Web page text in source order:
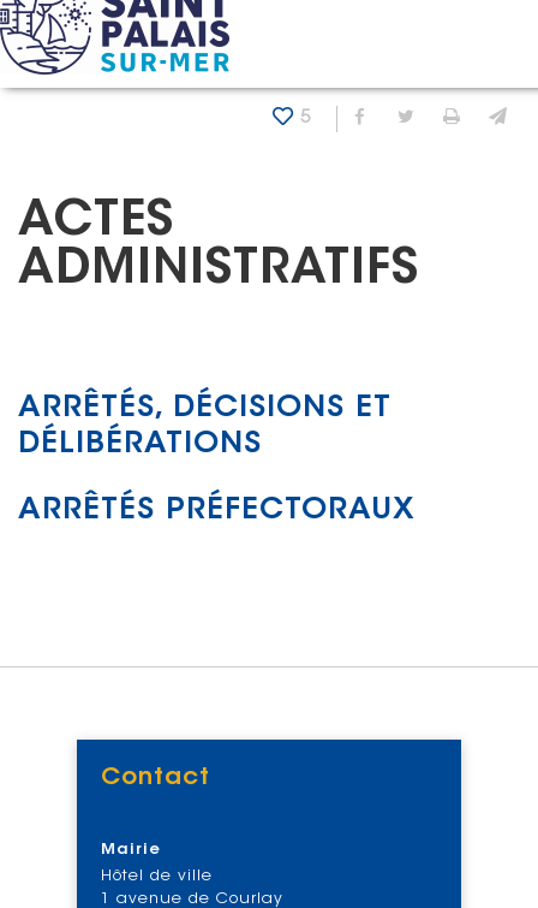
Panneau de gestion des cookies
Accueil Ma ville
5 Partager sur
Partager
ACTES
ADMINISTRATIFS
ARRÊTÉS, DÉCISIONS ET
DÉLIBÉRATIONS
ARRÊTÉS PRÉFECTORAUX
Contact
Mairie
Hôtel de ville
1 avenue de Courlay